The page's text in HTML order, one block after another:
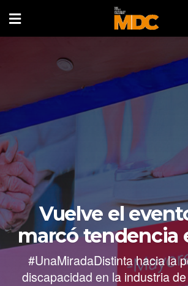
Vuelve el
marcó tendencia
#UnaMiradaDistinta hacia la
discapacidad en la industria